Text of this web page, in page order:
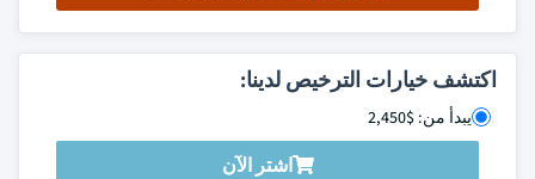
اكتشف خيارات الترخيص لدينا:
يبدأ من: $2,450
اشتر الآن